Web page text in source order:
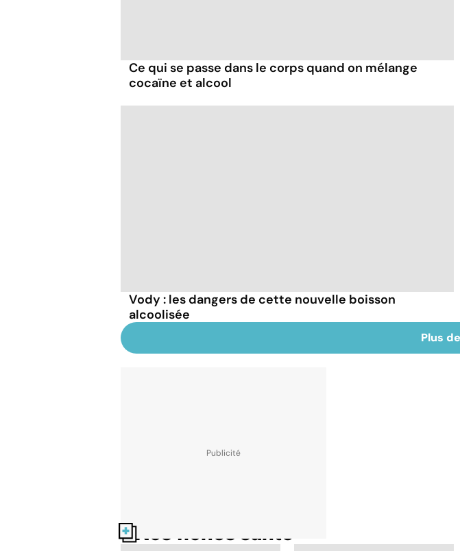
Ce qui se passe dans le corps quand on mélange
cocaïne et alcool
Vody : les dangers de cette nouvelle boisson
alcoolisée
Plus
Nos fiches santé